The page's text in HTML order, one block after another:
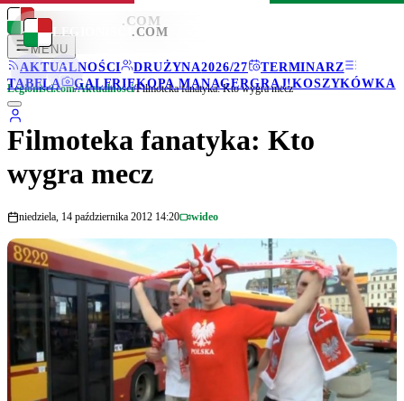
LEGIONISCI .COM
MENU
AKTUALNOŚCI
DRUŻYNA2026/27
TERMINARZ
TABELA
GALERIEKOPA MANAGERGRAJ!KOSZYKÓWKA
LEGIONISCI .COM
Legionisci.com/Aktualności/Filmoteka fanatyka: Kto wygra mecz
Filmoteka fanatyka: Kto
wygra mecz
niedziela, 14 października 2012 14:20 wideo